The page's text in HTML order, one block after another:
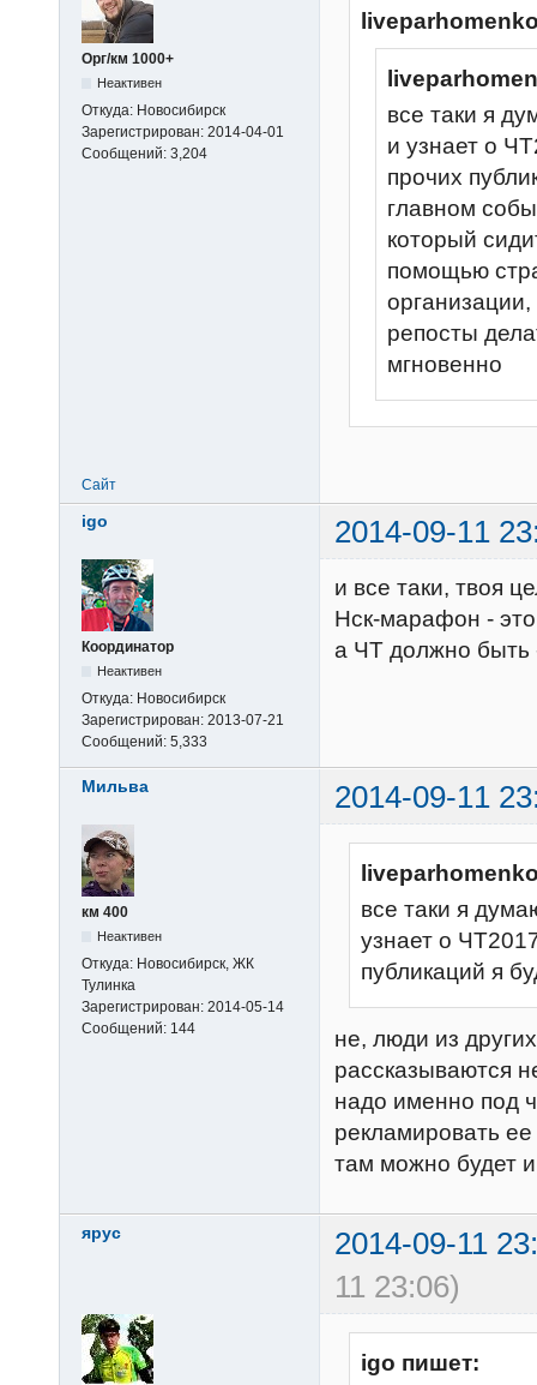
Орг/км 1000+
Неактивен
Откуда: Новосибирск
Зарегистрирован: 2014-04-01
Сообщений: 3,204
все таки я
и узнает о
прочих
главном
который
помощью
репосты
мгновенно
Сайт
igo 2014-09-11
Координатор
Неактивен
Откуда: Новосибирск
Зарегистрирован: 2013-07-21
Сообщений: 5,333
и все таки, твоя
Нск-марафон -
а ЧТ должно быть
Мильва 2014-09-11
км 400
Неактивен
Откуда: Новосибирск, ЖК
Тулинка
Зарегистрирован: 2014-05-14
Сообщений: 144
все таки я
узнает о
публикаций я
не, люди из
рассказываются
надо именно под
рекламировать
там можно будет
ярус
2014-09-11
11 23:06)
igo пишет: